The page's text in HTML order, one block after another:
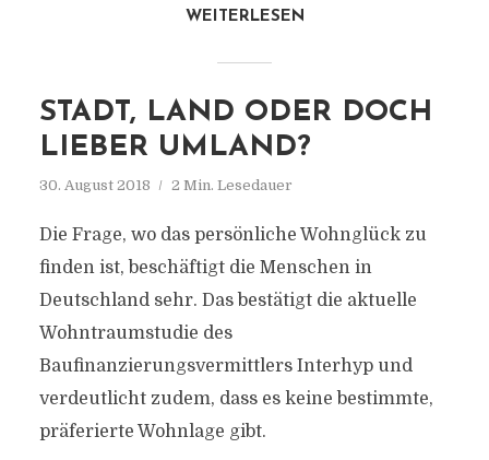
WEITERLESEN
STADT, LAND ODER DOCH
LIEBER UMLAND?
30. August 2018 2 Min. Lesedauer
Die Frage, wo das persönliche Wohnglück zu
finden ist, beschäftigt die Menschen in
Deutschland sehr. Das bestätigt die aktuelle
Wohntraumstudie des
Baufinanzierungsvermittlers Interhyp und
verdeutlicht zudem, dass es keine bestimmte,
präferierte Wohnlage gibt.